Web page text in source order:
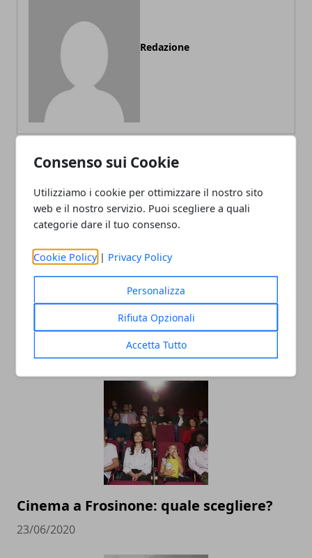
Consenso sui Cookie
Utilizziamo i cookie per ottimizzare il nostro sito
web e il nostro servizio. Puoi scegliere a quali
categorie dare il tuo consenso.
Cookie Policy | Privacy Policy
Personalizza
Rifiuta Opzionali
Accetta Tutto
Redazione
Frosinone, arte e storia
25/06/2020
Cinema a Frosinone: quale scegliere?
23/06/2020